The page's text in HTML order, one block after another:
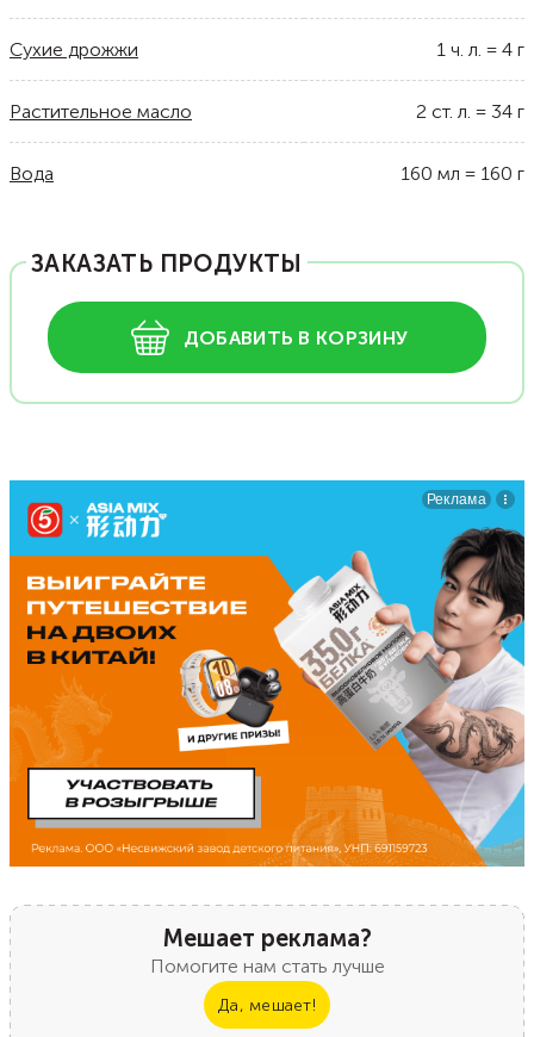
Сухие дрожжи 1 ч. л. = 4 г
Растительное масло 2 ст. л. = 34 г
Вода 160 мл = 160 г
ЗАКАЗАТЬ ПРОДУКТЫ
ДОБАВИТЬ В КОРЗИНУ
Мешает реклама?
Помогите нам стать лучше
Да, мешает!